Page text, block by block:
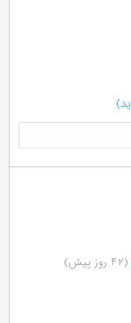
(۴۲ روز پیش)